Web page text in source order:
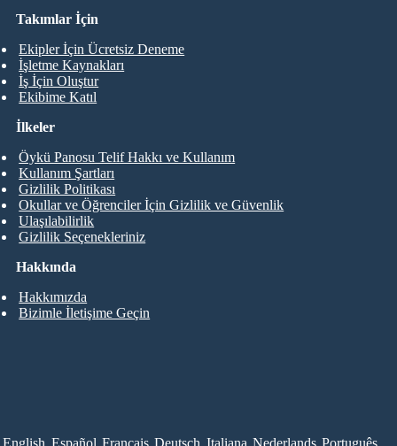
Takımlar İçin
Ekipler İçin Ücretsiz Deneme
İşletme Kaynakları
İş İçin Oluştur
Ekibime Katıl
Hakkında
Hakkımızda
Bizimle İletişime Geçin
İlkeler
Öykü Panosu Telif Hakkı ve Kullanım
Kullanım Şartları
Gizlilik Politikası
Okullar ve Öğrenciler İçin Gizlilik ve Güvenlik
Ulaşılabilirlik
Gizlilik Seçenekleriniz